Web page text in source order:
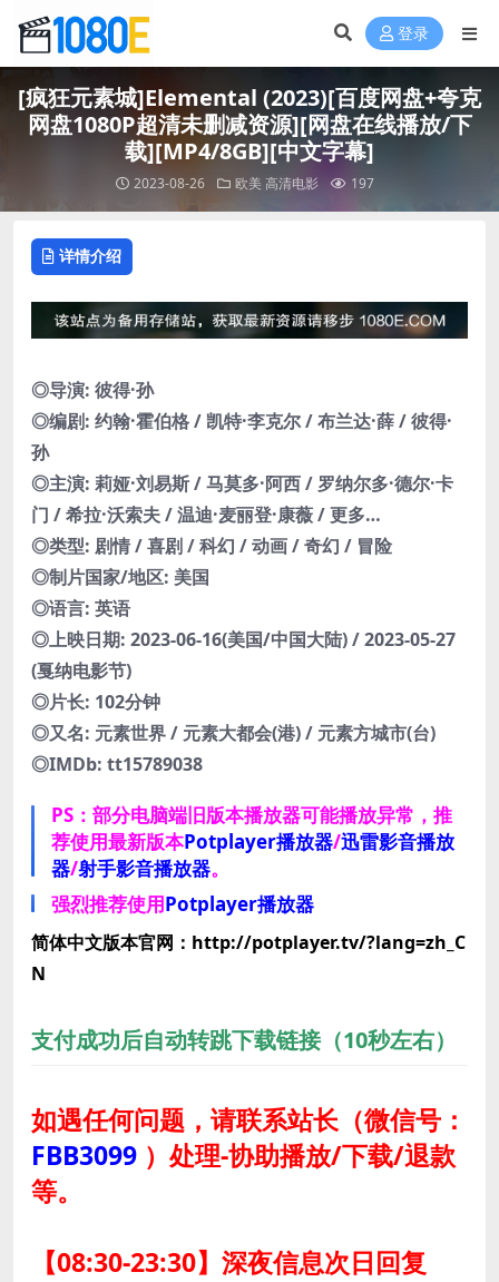
登录
[疯狂元素城]Elemental (2023)[百度网盘+夸克
网盘1080P超清未删减资源][网盘在线播放/下
载][MP4/8GB][中文字幕]
2023-08-26 欧美高清电影 197
详情介绍
◎导演: 彼得·孙
◎编剧: 约翰·霍伯格 / 凯特·李克尔 / 布兰达·薛 / 彼得·
孙
◎主演: 莉娅·刘易斯 / 马莫多·阿西 / 罗纳尔多·德尔·卡
门 / 希拉·沃索夫 / 温迪·麦丽登·康薇 / 更多…
◎类型: 剧情 / 喜剧 / 科幻 / 动画 / 奇幻 / 冒险
◎制片国家/地区: 美国
◎语言: 英语
◎上映日期: 2023-06-16(美国/中国大陆) / 2023-05-27
(戛纳电影节)
◎片长: 102分钟
◎又名: 元素世界 / 元素大都会(港) / 元素方城市(台)
◎IMDb: tt15789038
PS：部分电脑端旧版本播放器可能播放异常，推
荐使用最新版本Potplayer播放器/迅雷影音播放
器/射手影音播放器。
强烈推荐使用Potplayer播放器
简体中文版本官网：http://potplayer.tv/?lang=zh_C
N
支付成功后自动转跳下载链接（10秒左右）
如遇任何问题，请联系站长（微信号：
FBB3099 ） 处理-协助播放/下载/退款
等。
【08:30-23:30】深夜信息次日回复